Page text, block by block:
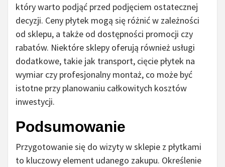
który warto podjąć przed podjęciem ostatecznej
decyzji. Ceny płytek mogą się różnić w zależności
od sklepu, a także od dostępności promocji czy
rabatów. Niektóre sklepy oferują również usługi
dodatkowe, takie jak transport, cięcie płytek na
wymiar czy profesjonalny montaż, co może być
istotne przy planowaniu całkowitych kosztów
inwestycji.
Podsumowanie
Przygotowanie się do wizyty w sklepie z płytkami
to kluczowy element udanego zakupu. Określenie